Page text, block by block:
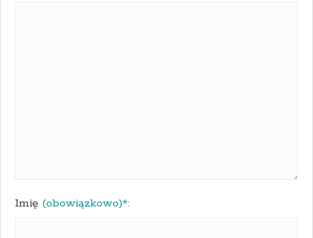
Imię (obowiązkowo)*: